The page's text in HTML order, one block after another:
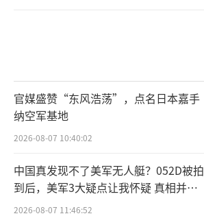
官媒盛赞“东风浩荡”，点名日本嘉手
纳空军基地
2026-08-07 10:40:02
中国真发现不了美军无人艇？052D被拍
到后，美军3大疑点让我怀疑 真相并非
如此
2026-08-07 11:46:52